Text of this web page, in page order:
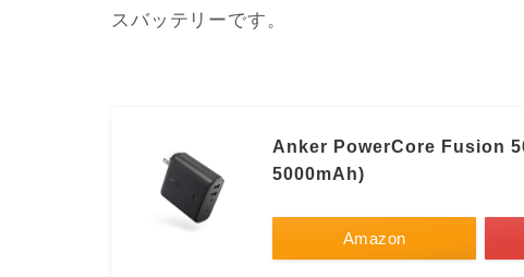
スバッテリーです。
Anker PowerCore Fusion
5000mAh)
Amazon